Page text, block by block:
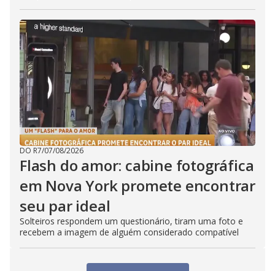
DO R7/07/08/2026
Flash do amor: cabine fotográfica
em Nova York promete encontrar
seu par ideal
Solteiros respondem um questionário, tiram uma foto e
recebem a imagem de alguém considerado compatível